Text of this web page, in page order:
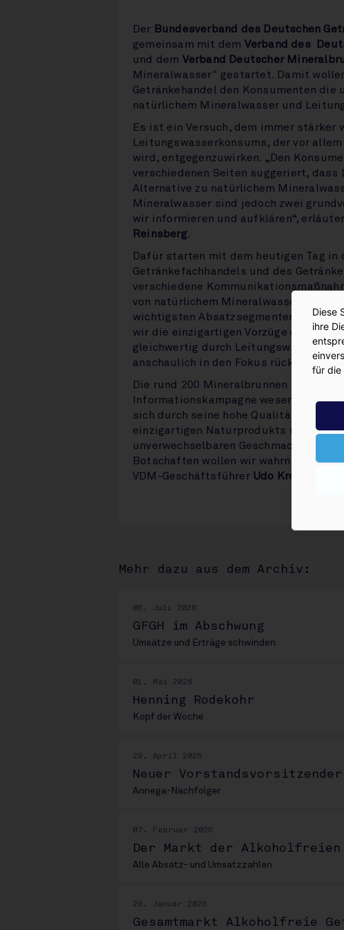
Der Bundesverband des Deutschen
gemeinsam mit dem Verband des
und dem Verband Deutscher
Mineralwasser" gestartet. Damit
Getränkehandel den Konsumenten
natürlichem Mineralwasser und
Es ist ein Versuch, dem immer stärker
Leitungswasserkonsums, der vor
wird, entgegenzuwirken. „Den
verschiedenen Seiten suggeriert,
Alternative zu natürlichem
Mineralwasser sind jedoch zwei
wir informieren und aufklären“,
Reinsberg.
Dafür starten mit dem heutigen Tag in
Getränkefachhandels und des
verschiedene
von natürlichem Mineralwasser
wichtigsten Absatzsegmenten
wir die einzigartigen Vorzüge des
gleichwertig durch Leitungswasser
anschaulich in den Fokus rücken“,
Die rund 200 Mineralbrunnen in
Informationskampagne wesentlich
sich durch seine hohe Qualität und
einzigartigen Naturprodukts und
unverwechselbaren Geschmack jedes
Botschaften wollen wir wahrnehmbar
VDM-GeschäftsführerUdo Kremer
Mehr dazu aus dem Archiv:
06. Juli 2026
GFGH im Abschwung
Umsätze und Erträge schwinden
01. Mai 2026
Henning Rodekohr
Kopf der Woche
29. April 2026
Neuer Vorstandsvorsitzender
Annega-Nachfolger
07. Februar 2026
Der Markt der Alkoholfreien
Alle Absatz- und Umsatzzahlen
29. Januar 2026
Gesamtmarkt Alkoholfreie
Diese
ihre
für die